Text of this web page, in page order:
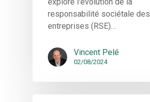
responsabilité sociétale des
entreprises (RSE)…
Vincent Pelé
02/08/2024